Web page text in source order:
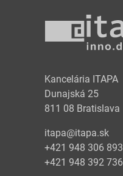
Kancelária ITAPA
Dunajská 25
811 08 Bratislava
itapa@itapa.sk
+421 948 306 893
+421 948 392 736